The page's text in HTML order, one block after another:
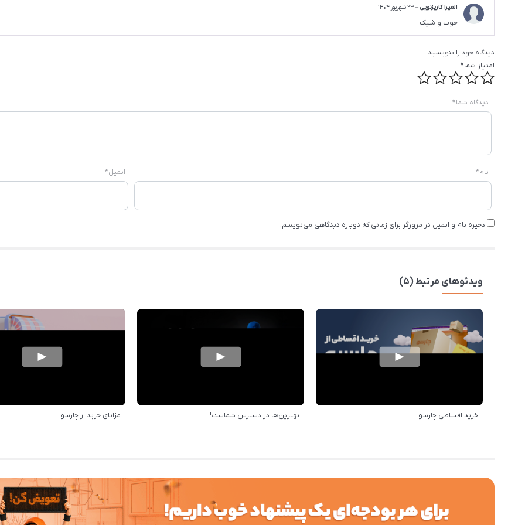
المیرا کاریزنویی–23 شهریور 1404
خوب و شیک
دیدگاه خود را بنویسید
امتیاز شما*
دیدگاه شما*
نام* ایمیل*
ذخیره نام و ایمیل در مرورگر برای زمانی که دوباره دیدگاهی می‌نویسم.
ویدئوهای مرتبط (5)
خرید اقساطی چارسو بهترین‌ها در دسترس شماست! مزایای خرید از چارسو